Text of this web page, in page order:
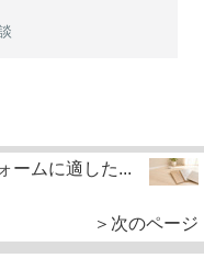
ームに適した...
＞次のページ